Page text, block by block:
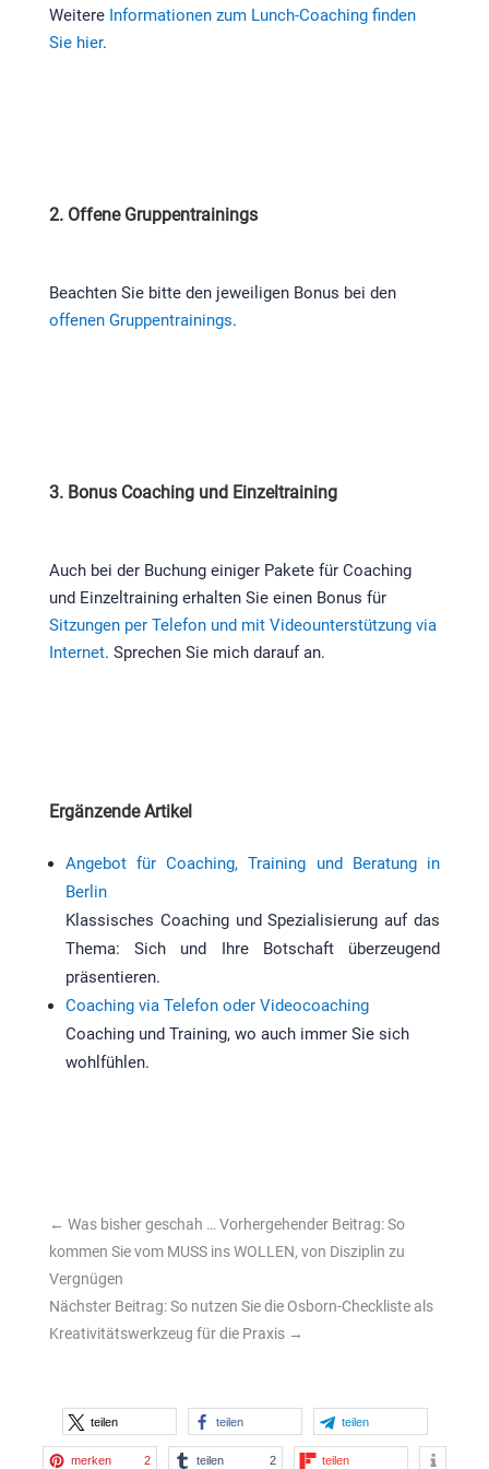
Weitere Informationen zum Lunch-Coaching finden
Sie hier.
2. Offene Gruppentrainings
Beachten Sie bitte den jeweiligen Bonus bei den
offenen Gruppentrainings.
3. Bonus Coaching und Einzeltraining
Auch bei der Buchung einiger Pakete für Coaching
und Einzeltraining erhalten Sie einen Bonus für
Sitzungen per Telefon und mit Videounterstützung via
Internet. Sprechen Sie mich darauf an.
Ergänzende Artikel
Angebot für Coaching, Training und Beratung in
Berlin
Klassisches Coaching und Spezialisierung auf das
Thema: Sich und Ihre Botschaft überzeugend
präsentieren.
Coaching via Telefon oder Videocoaching
Coaching und Training, wo auch immer Sie sich
wohlfühlen.
← Was bisher geschah … Vorhergehender Beitrag: So
kommen Sie vom MUSS ins WOLLEN, von Disziplin zu
Vergnügen
Nächster Beitrag: So nutzen Sie die Osborn-Checkliste als
Kreativitätswerkzeug für die Praxis→
teilen teilen teilen
merken 2 teilen 2 teilen